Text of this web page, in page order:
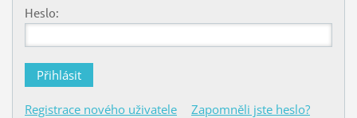
Heslo:
Registrace nového uživatele Zapomněli jste heslo?